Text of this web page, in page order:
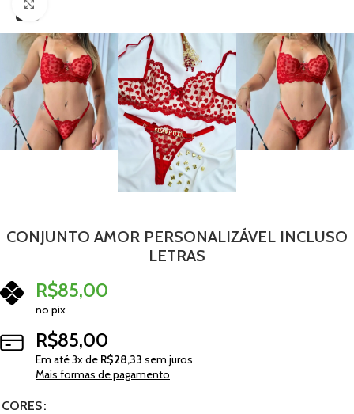
CONJUNTO AMOR PERSONALIZÁVEL INCLUSO
LETRAS
R$85,00
no pix
R$85,00
Em até3x de R$28,33 sem juros
Mais formas de pagamento
CORES